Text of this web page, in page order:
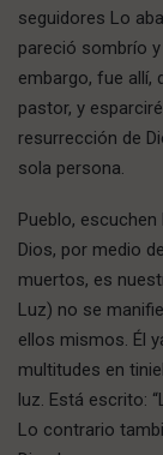
seguidores Lo
pareció sombrío
embargo, fue allí,
pastor, y
resurrección de
sola persona.
Pueblo,
Dios, por medio
muertos, es
Luz) no se
ellos mismos. Él
multitudes en
luz. Está escrito:
Lo contrario